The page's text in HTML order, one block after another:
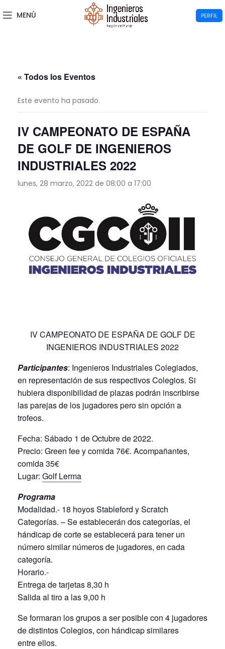
MENÚ PERFIL
« Todos los Eventos
Este evento ha pasado.
IV CAMPEONATO DE ESPAÑA
DE GOLF DE INGENIEROS
INDUSTRIALES 2022
lunes, 28 marzo, 2022 de 08:00 a 17:00
IV CAMPEONATO DE ESPAÑA DE GOLF DE
INGENIEROS INDUSTRIALES 2022
Participantes: Ingenieros Industriales Colegiados,
en representación de sus respectivos Colegios. Si
hubiera disponibilidad de plazas podrán inscribirse
las parejas de los jugadores pero sin opción a
trofeos.
Fecha: Sábado 1 de Octubre de 2022.
Precio: Green fee y comida 76€. Acompañantes,
comida 35€
Lugar: Golf Lerma
Programa
Modalidad.- 18 hoyos Stableford y Scratch
Categorías. – Se establecerán dos categorías, el
hándicap de corte se establecerá para tener un
número similar números de jugadores, en cada
categoría.
Horario.-
Entrega de tarjetas 8,30 h
Salida al tiro a las 9,00 h
Se formaran los grupos a ser posible con 4 jugadores
de distintos Colegios, con hándicap similares
entre ellos.